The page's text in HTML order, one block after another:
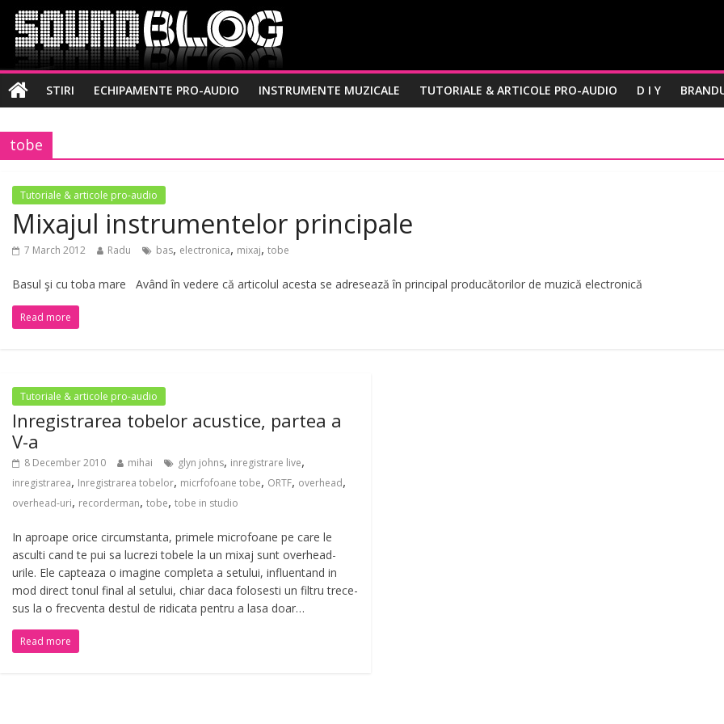
STIRI ECHIPAMENTE PRO-AUDIO INSTRUMENTE MUZICALE TUTORIALE & ARTICOLE PRO-AUDIO D I Y
tobe
Tutoriale & articole pro-audio
Mixajul instrumentelor principale
7 March 2012 Radu bas, electronica, mixaj, tobe
Basul şi cu toba mare Având în vedere că articolul acesta se adresează în principal producătorilor de muzică electronică
Read more
Tutoriale & articole pro-audio
Inregistrarea tobelor acustice, partea a
V-a
8 December 2010 mihai glyn johns, inregistrare live,
inregistrarea, Inregistrarea tobelor, micrfofoane tobe, ORTF, overhead,
overhead-uri, recorderman, tobe, tobe in studio
In aproape orice circumstanta, primele microfoane pe care le
asculti cand te pui sa lucrezi tobele la un mixaj sunt overhead-
urile. Ele capteaza o imagine completa a setului, influentand in
mod direct tonul final al setului, chiar daca folosesti un filtru trece-
sus la o frecventa destul de ridicata pentru a lasa doar…
Read more